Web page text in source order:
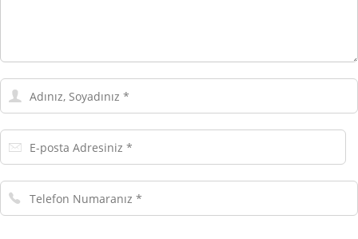
Adınız,
Soyadınız
E-
posta
Telefon
Numaranız